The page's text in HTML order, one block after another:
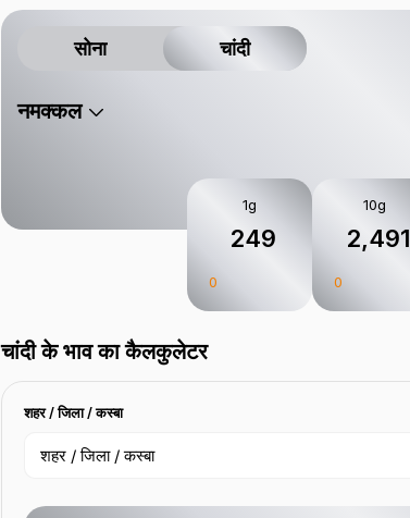
करता है.
सोना चांदी
नमक्कल
1g
₹ 249
0
10g
₹ 2,491
0
चांदी के भाव का कैलकुलेटर
शहर / जिला / कस्बा